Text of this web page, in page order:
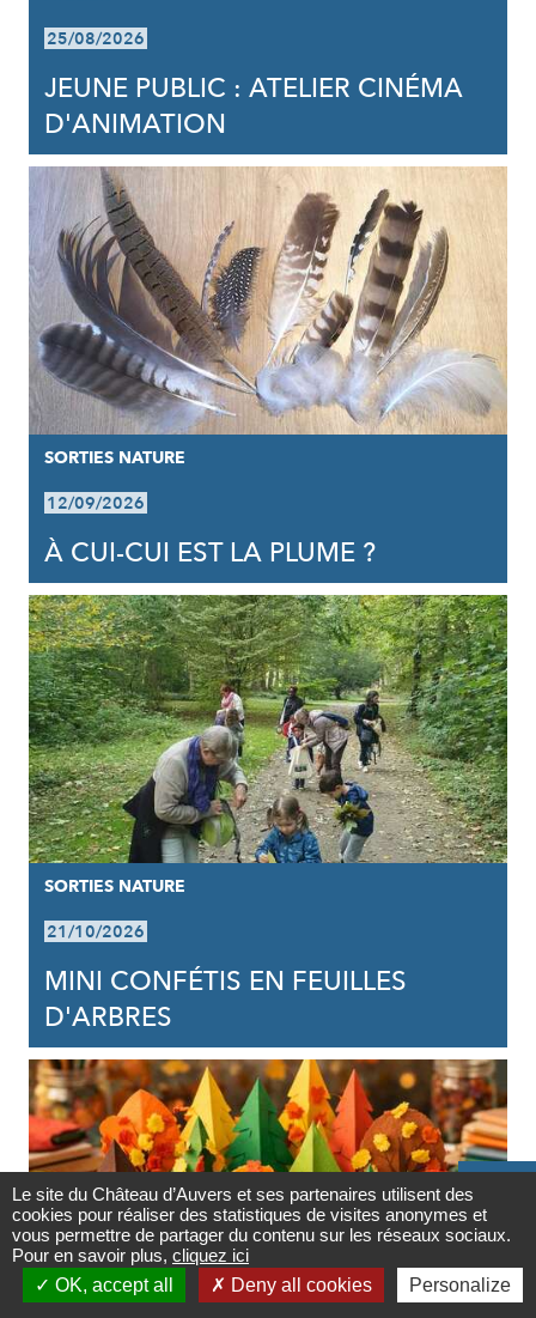
Contact

Newsletter
25/08/2026
JEUNE PUBLIC : ATELIER CINÉMA
D'ANIMATION
SORTIES NATURE
12/09/2026
À CUI-CUI EST LA PLUME ?
SORTIES NATURE
21/10/2026
MINI CONFÉTIS EN FEUILLES
D'ARBRES
Le site du Château d’Auvers et ses partenaires utilisent des
cookies pour réaliser des statistiques de visites anonymes et
vous permettre de partager du contenu sur les réseaux sociaux.
Pour en savoir plus, cliquez ici
OK, accept all
Deny all cookies Personalize